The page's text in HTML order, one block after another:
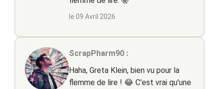
le 09 Avril 2026
ScrapPharm90 :
Haha, Greta Klein, bien vu pour la
flemme de lire ! 😂 C'est vrai qu'une